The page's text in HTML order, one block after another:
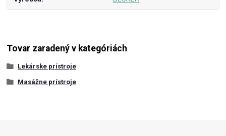
Tovar zaradený v kategóriách
Lekárske prístroje
Masážne prístroje